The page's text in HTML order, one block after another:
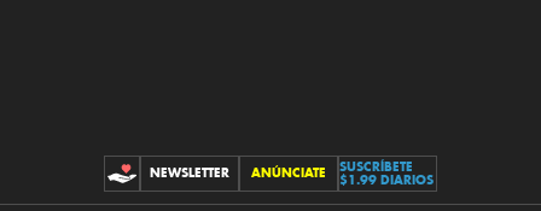
CONTRIBUCIONES
NEWSLETTER ANÚNCIATE
SUSCRÍBETE
$1.99 DIARIOS